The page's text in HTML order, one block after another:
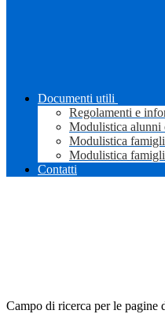
Documenti utili
Regolamenti e
Modulistica alunni
Modulistica
Modulistica
Contatti
Campo di ricerca per le pagine